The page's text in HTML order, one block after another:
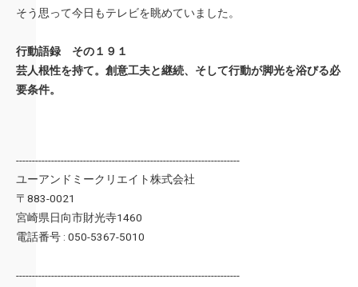
そう思って今日もテレビを眺めていました。
行動語録 その１９１
芸人根性を持て。創意工夫と継続、そして行動が脚光を浴びる必
要条件。
----------------------------------------------------------------------
ユーアンドミークリエイト株式会社
〒883-0021
宮崎県日向市財光寺1460
電話番号 : 050-5367-5010
----------------------------------------------------------------------